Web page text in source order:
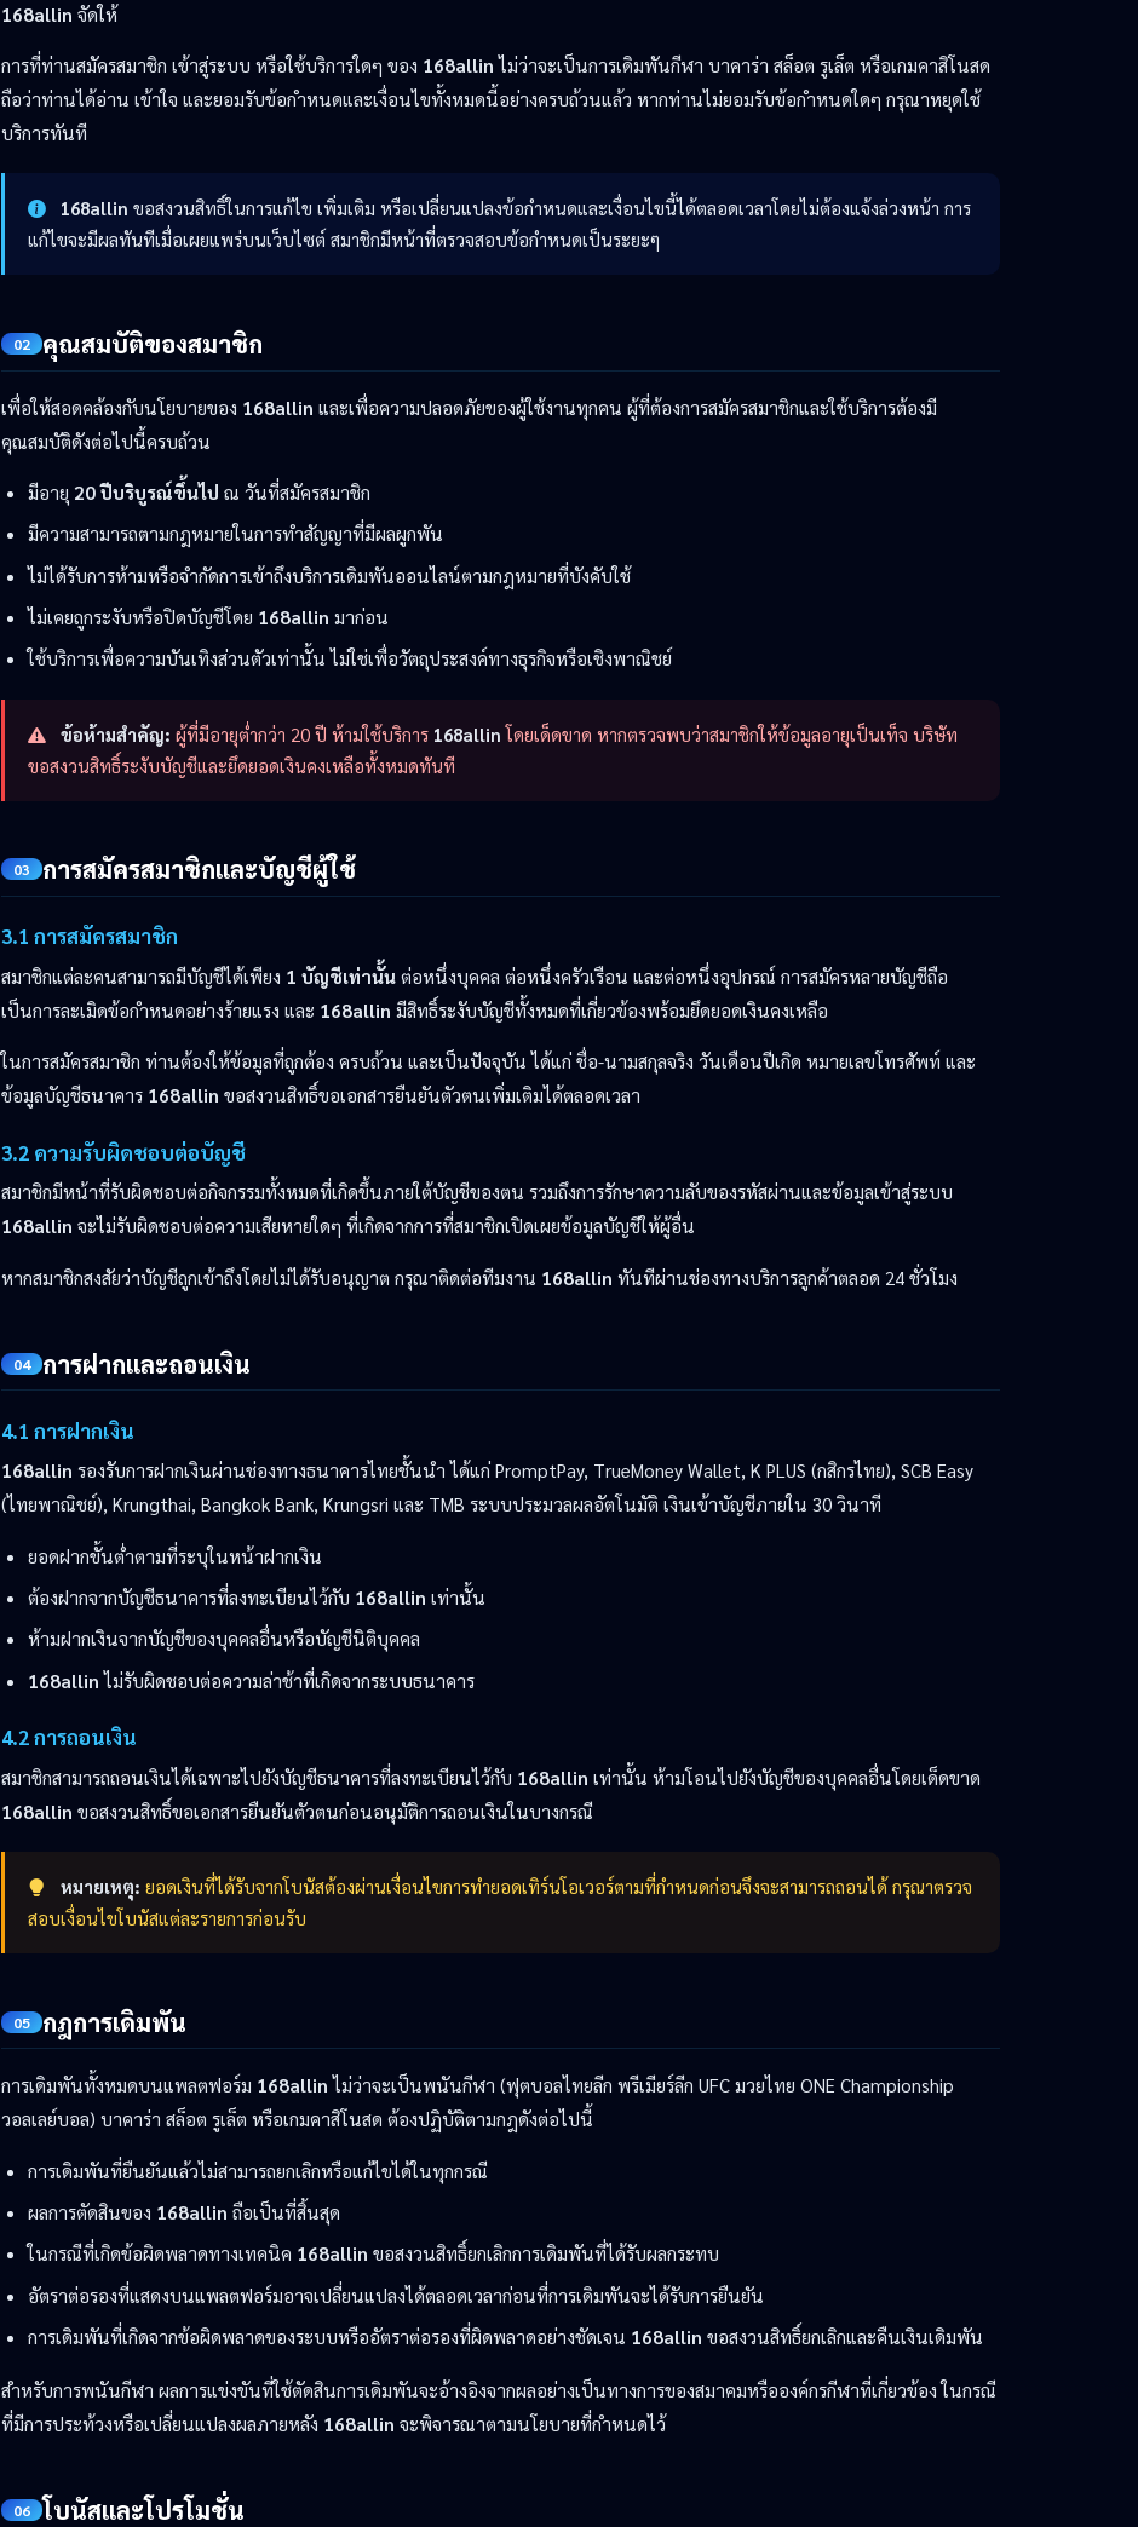
168allin จัดให้
การที่ท่านสมัครสมาชิก เข้าสู่ระบบ หรือใช้บริการใดๆ ของ 168allin ไม่ว่าจะเป็นการเดิมพันกีฬา บาคาร่า สล็อต รูเล็ต หรือเกมคาสิโนสด
ถือว่าท่านได้อ่าน เข้าใจ และยอมรับข้อกำหนดและเงื่อนไขทั้งหมดนี้อย่างครบถ้วนแล้ว หากท่านไม่ยอมรับข้อกำหนดใดๆ กรุณาหยุดใช้
บริการทันที
168allin ขอสงวนสิทธิ์ในการแก้ไข เพิ่มเติม หรือเปลี่ยนแปลงข้อกำหนดและเงื่อนไขนี้ได้ตลอดเวลาโดยไม่ต้องแจ้งล่วงหน้า การ
แก้ไขจะมีผลทันทีเมื่อเผยแพร่บนเว็บไซต์ สมาชิกมีหน้าที่ตรวจสอบข้อกำหนดเป็นระยะๆ
02 คุณสมบัติของสมาชิก
เพื่อให้สอดคล้องกับนโยบายของ 168allin และเพื่อความปลอดภัยของผู้ใช้งานทุกคน ผู้ที่ต้องการสมัครสมาชิกและใช้บริการต้องมี
คุณสมบัติดังต่อไปนี้ครบถ้วน
มีอายุ 20 ปีบริบูรณ์ขึ้นไป ณ วันที่สมัครสมาชิก
มีความสามารถตามกฎหมายในการทำสัญญาที่มีผลผูกพัน
ไม่ได้รับการห้ามหรือจำกัดการเข้าถึงบริการเดิมพันออนไลน์ตามกฎหมายที่บังคับใช้
ไม่เคยถูกระงับหรือปิดบัญชีโดย 168allin มาก่อน
ใช้บริการเพื่อความบันเทิงส่วนตัวเท่านั้น ไม่ใช่เพื่อวัตถุประสงค์ทางธุรกิจหรือเชิงพาณิชย์
ข้อห้ามสำคัญ: ผู้ที่มีอายุต่ำกว่า 20 ปี ห้ามใช้บริการ 168allin โดยเด็ดขาด หากตรวจพบว่าสมาชิกให้ข้อมูลอายุเป็นเท็จ บริษัท
ขอสงวนสิทธิ์ระงับบัญชีและยึดยอดเงินคงเหลือทั้งหมดทันที
03 การสมัครสมาชิกและบัญชีผู้ใช้
3.1 การสมัครสมาชิก
สมาชิกแต่ละคนสามารถมีบัญชีได้เพียง 1 บัญชีเท่านั้น ต่อหนึ่งบุคคล ต่อหนึ่งครัวเรือน และต่อหนึ่งอุปกรณ์ การสมัครหลายบัญชีถือ
เป็นการละเมิดข้อกำหนดอย่างร้ายแรง และ 168allin มีสิทธิ์ระงับบัญชีทั้งหมดที่เกี่ยวข้องพร้อมยึดยอดเงินคงเหลือ
ในการสมัครสมาชิก ท่านต้องให้ข้อมูลที่ถูกต้อง ครบถ้วน และเป็นปัจจุบัน ได้แก่ ชื่อ-นามสกุลจริง วันเดือนปีเกิด หมายเลขโทรศัพท์ และ
ข้อมูลบัญชีธนาคาร 168allin ขอสงวนสิทธิ์ขอเอกสารยืนยันตัวตนเพิ่มเติมได้ตลอดเวลา
3.2 ความรับผิดชอบต่อบัญชี
สมาชิกมีหน้าที่รับผิดชอบต่อกิจกรรมทั้งหมดที่เกิดขึ้นภายใต้บัญชีของตน รวมถึงการรักษาความลับของรหัสผ่านและข้อมูลเข้าสู่ระบบ
168allin จะไม่รับผิดชอบต่อความเสียหายใดๆ ที่เกิดจากการที่สมาชิกเปิดเผยข้อมูลบัญชีให้ผู้อื่น
หากสมาชิกสงสัยว่าบัญชีถูกเข้าถึงโดยไม่ได้รับอนุญาต กรุณาติดต่อทีมงาน 168allin ทันทีผ่านช่องทางบริการลูกค้าตลอด 24 ชั่วโมง
04 การฝากและถอนเงิน
4.1 การฝากเงิน
168allin รองรับการฝากเงินผ่านช่องทางธนาคารไทยชั้นนำ ได้แก่ PromptPay, TrueMoney Wallet, K PLUS (กสิกรไทย), SCB Easy
(ไทยพาณิชย์), Krungthai, Bangkok Bank, Krungsri และ TMB ระบบประมวลผลอัตโนมัติ เงินเข้าบัญชีภายใน 30 วินาที
ยอดฝากขั้นต่ำตามที่ระบุในหน้าฝากเงิน
ต้องฝากจากบัญชีธนาคารที่ลงทะเบียนไว้กับ 168allin เท่านั้น
ห้ามฝากเงินจากบัญชีของบุคคลอื่นหรือบัญชีนิติบุคคล
168allin ไม่รับผิดชอบต่อความล่าช้าที่เกิดจากระบบธนาคาร
4.2 การถอนเงิน
สมาชิกสามารถถอนเงินได้เฉพาะไปยังบัญชีธนาคารที่ลงทะเบียนไว้กับ 168allin เท่านั้น ห้ามโอนไปยังบัญชีของบุคคลอื่นโดยเด็ดขาด
168allin ขอสงวนสิทธิ์ขอเอกสารยืนยันตัวตนก่อนอนุมัติการถอนเงินในบางกรณี
หมายเหตุ: ยอดเงินที่ได้รับจากโบนัสต้องผ่านเงื่อนไขการทำยอดเทิร์นโอเวอร์ตามที่กำหนดก่อนจึงจะสามารถถอนได้ กรุณาตรวจ
สอบเงื่อนไขโบนัสแต่ละรายการก่อนรับ
05 กฎการเดิมพัน
การเดิมพันทั้งหมดบนแพลตฟอร์ม 168allin ไม่ว่าจะเป็นพนันกีฬา (ฟุตบอลไทยลีก พรีเมียร์ลีก UFC มวยไทย ONE Championship
วอลเลย์บอล) บาคาร่า สล็อต รูเล็ต หรือเกมคาสิโนสด ต้องปฏิบัติตามกฎดังต่อไปนี้
การเดิมพันที่ยืนยันแล้วไม่สามารถยกเลิกหรือแก้ไขได้ในทุกกรณี
ผลการตัดสินของ 168allin ถือเป็นที่สิ้นสุด
ในกรณีที่เกิดข้อผิดพลาดทางเทคนิค 168allin ขอสงวนสิทธิ์ยกเลิกการเดิมพันที่ได้รับผลกระทบ
อัตราต่อรองที่แสดงบนแพลตฟอร์มอาจเปลี่ยนแปลงได้ตลอดเวลาก่อนที่การเดิมพันจะได้รับการยืนยัน
การเดิมพันที่เกิดจากข้อผิดพลาดของระบบหรืออัตราต่อรองที่ผิดพลาดอย่างชัดเจน 168allin ขอสงวนสิทธิ์ยกเลิกและคืนเงินเดิมพัน
สำหรับการพนันกีฬา ผลการแข่งขันที่ใช้ตัดสินการเดิมพันจะอ้างอิงจากผลอย่างเป็นทางการของสมาคมหรือองค์กรกีฬาที่เกี่ยวข้อง ในกรณี
ที่มีการประท้วงหรือเปลี่ยนแปลงผลภายหลัง 168allin จะพิจารณาตามนโยบายที่กำหนดไว้
06 โบนัสและโปรโมชั่น